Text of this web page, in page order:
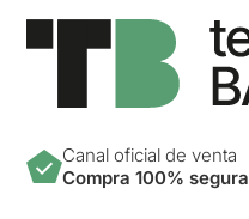
Canal oficial de venta
Compra 100% segura